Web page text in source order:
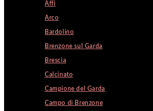
Affi
Arco
Bardolino
Brenzone sul Garda
Brescia
Calcinato
Campione del Garda
Campo di Brenzone